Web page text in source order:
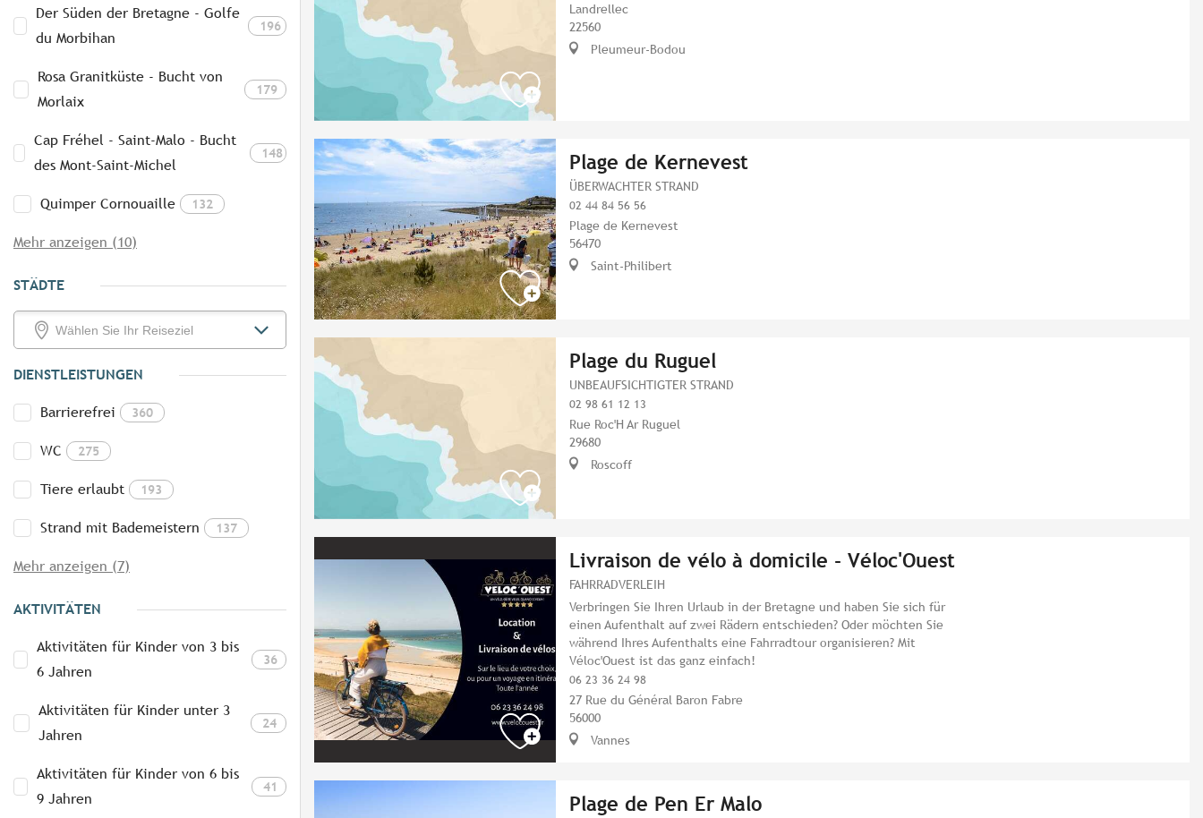
Der Süden der Bretagne - Golfe
du Morbihan
196
Rosa Granitküste - Bucht von
Morlaix
179
Cap Fréhel - Saint-Malo - Bucht
des Mont-Saint-Michel
148
Quimper Cornouaille 132
Mehr anzeigen (10)
STÄDTE
DIENSTLEISTUNGEN
Barrierefrei 360
WC 275
Tiere erlaubt 193
Strand mit Bademeistern 137
Mehr anzeigen (7)
AKTIVITÄTEN
Aktivitäten für Kinder von 3 bis
6 Jahren
36
Aktivitäten für Kinder unter 3
Jahren
24
Aktivitäten für Kinder von 6 bis
9 Jahren
41
Landrellec
22560
Pleumeur-Bodou
Plage de Kernevest
ÜBERWACHTER STRAND
02 44 84 56 56
Plage de Kernevest
56470
Saint-Philibert
Plage du Ruguel
UNBEAUFSICHTIGTER STRAND
02 98 61 12 13
Rue Roc'H Ar Ruguel
29680
Roscoff
Livraison de vélo à domicile - Véloc'Ouest
FAHRRADVERLEIH
Verbringen Sie Ihren Urlaub in der Bretagne und haben Sie sich für
einen Aufenthalt auf zwei Rädern entschieden? Oder möchten Sie
während Ihres Aufenthalts eine Fahrradtour organisieren? Mit
Véloc'Ouest ist das ganz einfach!
06 23 36 24 98
27 Rue du Général Baron Fabre
56000
Vannes
Plage de Pen Er Malo